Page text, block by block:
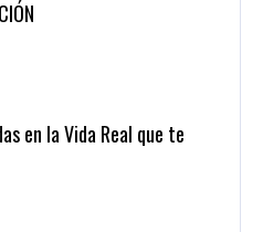
en la Vida Real que te